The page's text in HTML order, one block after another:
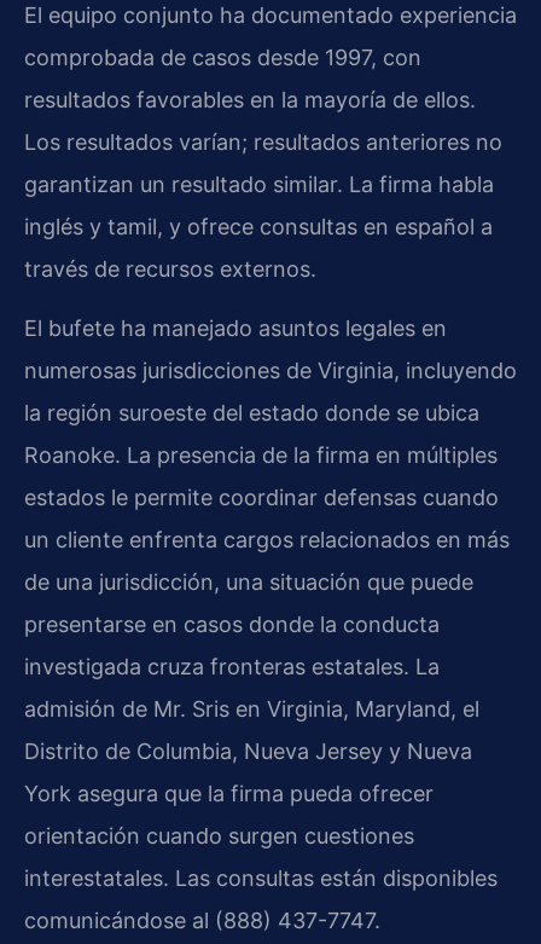
El equipo conjunto ha documentado experiencia
comprobada de casos desde 1997, con
resultados favorables en la mayoría de ellos.
Los resultados varían; resultados anteriores no
garantizan un resultado similar. La firma habla
inglés y tamil, y ofrece consultas en español a
través de recursos externos.
El bufete ha manejado asuntos legales en
numerosas jurisdicciones de Virginia, incluyendo
la región suroeste del estado donde se ubica
Roanoke. La presencia de la firma en múltiples
estados le permite coordinar defensas cuando
un cliente enfrenta cargos relacionados en más
de una jurisdicción, una situación que puede
presentarse en casos donde la conducta
investigada cruza fronteras estatales. La
admisión de Mr. Sris en Virginia, Maryland, el
Distrito de Columbia, Nueva Jersey y Nueva
York asegura que la firma pueda ofrecer
orientación cuando surgen cuestiones
interestatales. Las consultas están disponibles
comunicándose al (888) 437-7747.